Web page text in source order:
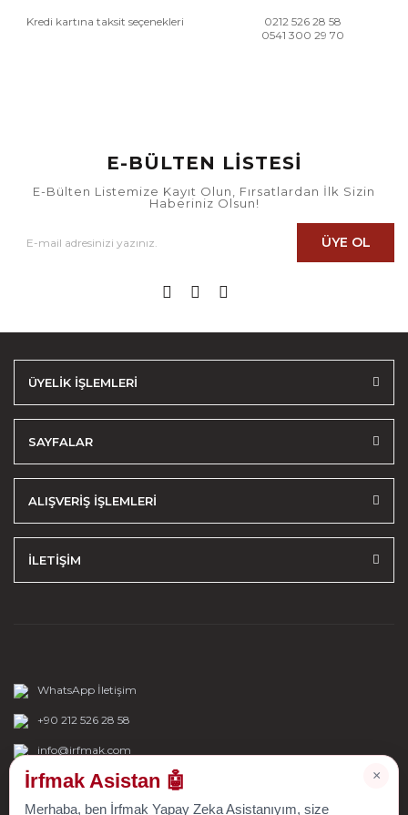
Kredi kartına taksit seçenekleri
0212 526 28 58
0541 300 29 70
E-BÜLTEN LİSTESİ
E-Bülten Listemize Kayıt Olun, Fırsatlardan İlk Sizin
Haberiniz Olsun!
ÜYE OL
ÜYELİK İŞLEMLERİ
SAYFALAR
ALIŞVERİŞ İŞLEMLERİ
İLETİŞİM
WhatsApp İletişim
+90 212 526 28 58
info@irfmak.com
×
İrfmak Asistan 🤖
Merhaba, ben İrfmak Yapay Zeka Asistanıyım, size